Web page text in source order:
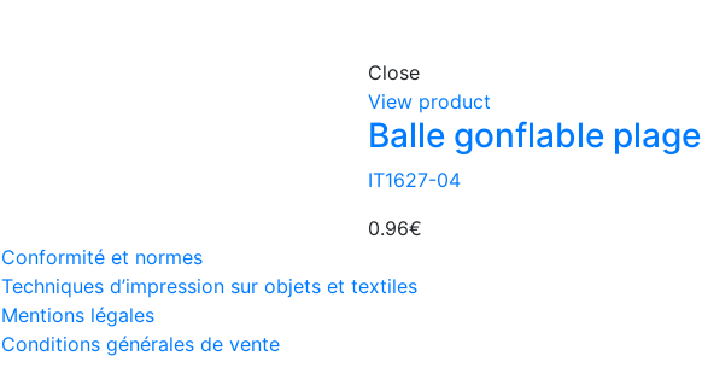
Close
View product
Balle gonflable plage
IT1627-04
0.96€
Conformité et normes
Techniques d’impression sur objets et textiles
Mentions légales
Conditions générales de vente